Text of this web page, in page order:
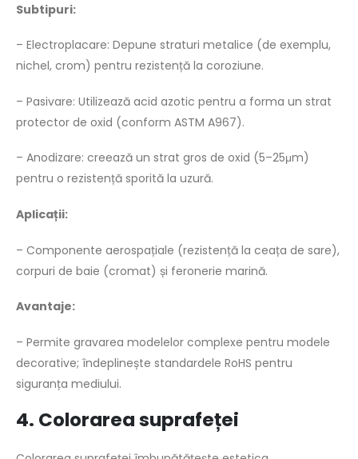
Subtipuri:
– Electroplacare: Depune straturi metalice (de exemplu,
nichel, crom) pentru rezistență la coroziune.
– Pasivare: Utilizează acid azotic pentru a forma un strat
protector de oxid (conform ASTM A967).
– Anodizare: creează un strat gros de oxid (5–25μm)
pentru o rezistență sporită la uzură.
Aplicații:
– Componente aerospațiale (rezistență la ceața de sare),
corpuri de baie (cromat) și feronerie marină.
Avantaje:
– Permite gravarea modelelor complexe pentru modele
decorative; îndeplinește standardele RoHS pentru
siguranța mediului.
4. Colorarea suprafeței